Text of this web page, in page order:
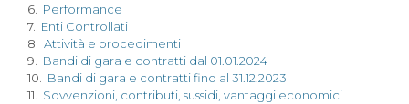
6. Performance
7. Enti Controllati
8. Attività e procedimenti
9. Bandi di gara e contratti dal 01.01.2024
10. Bandi di gara e contratti fino al 31.12.2023
11. Sovvenzioni, contributi, sussidi, vantaggi economici